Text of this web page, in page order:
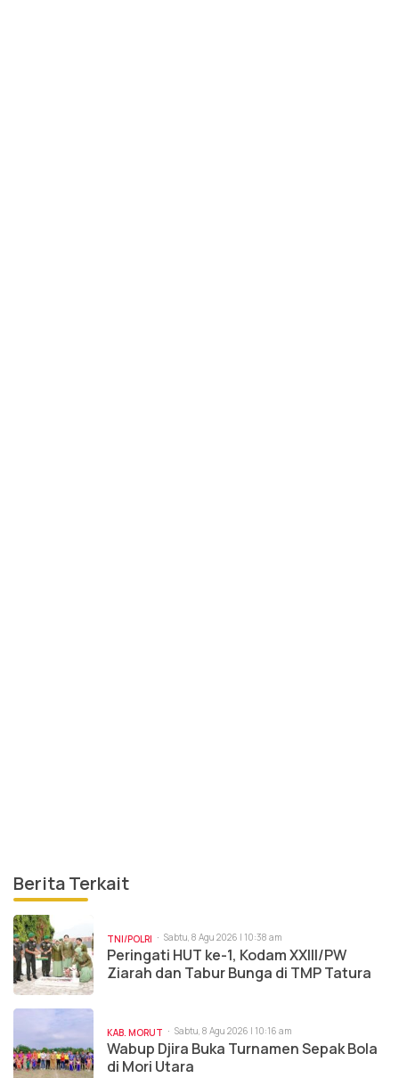
Berita Terkait
TNI/POLRI Sabtu, 8 Agu 2026 | 10:38 am
Peringati HUT ke-1, Kodam XXIII/PW
Ziarah dan Tabur Bunga di TMP Tatura
KAB. MORUT Sabtu, 8 Agu 2026 | 10:16 am
Wabup Djira Buka Turnamen Sepak Bola
di Mori Utara